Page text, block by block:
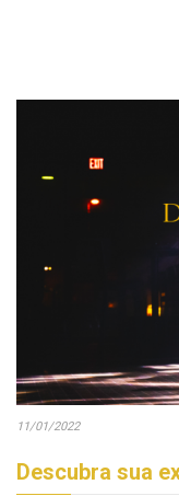
11/01/2022
Descubra sua